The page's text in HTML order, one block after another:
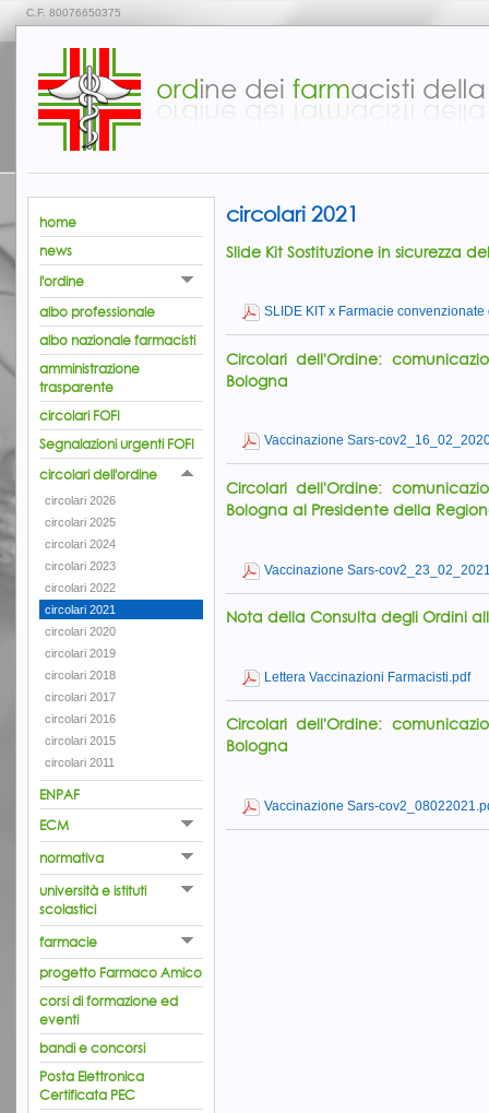
C.F. 80076650375
home
news
l'ordine
albo professionale
albo nazionale farmacisti
amministrazione
trasparente
circolari FOFI
Segnalazioni urgenti FOFI
circolari dell'ordine
circolari 2026
circolari 2025
circolari 2024
circolari 2023
circolari 2022
circolari 2021
circolari 2020
circolari 2019
circolari 2018
circolari 2017
circolari 2016
circolari 2015
circolari 2011
ENPAF
ECM
normativa
università e istituti
scolastici
farmacie
progetto Farmaco Amico
corsi di formazione ed
eventi
bandi e concorsi
Posta Elettronica
Certificata PEC
circolari 2021
Slide Kit Sostituzione in sicurezza
SLIDE KIT x Farmacie
Circolari dell'Ordine:
Bologna
Vaccinazione Sars-
Circolari dell'Ordine:
Bologna al Presidente della
Vaccinazione Sars-
Nota della Consulta degli Ordini
Lettera Vaccinazioni Farmacisti.pdf
Circolari dell'Ordine:
Bologna
Vaccinazione Sars-